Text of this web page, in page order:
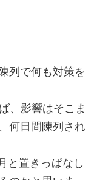
列で何も対策を
、影響はそこま
何日間陳列され
と置きっぱなし